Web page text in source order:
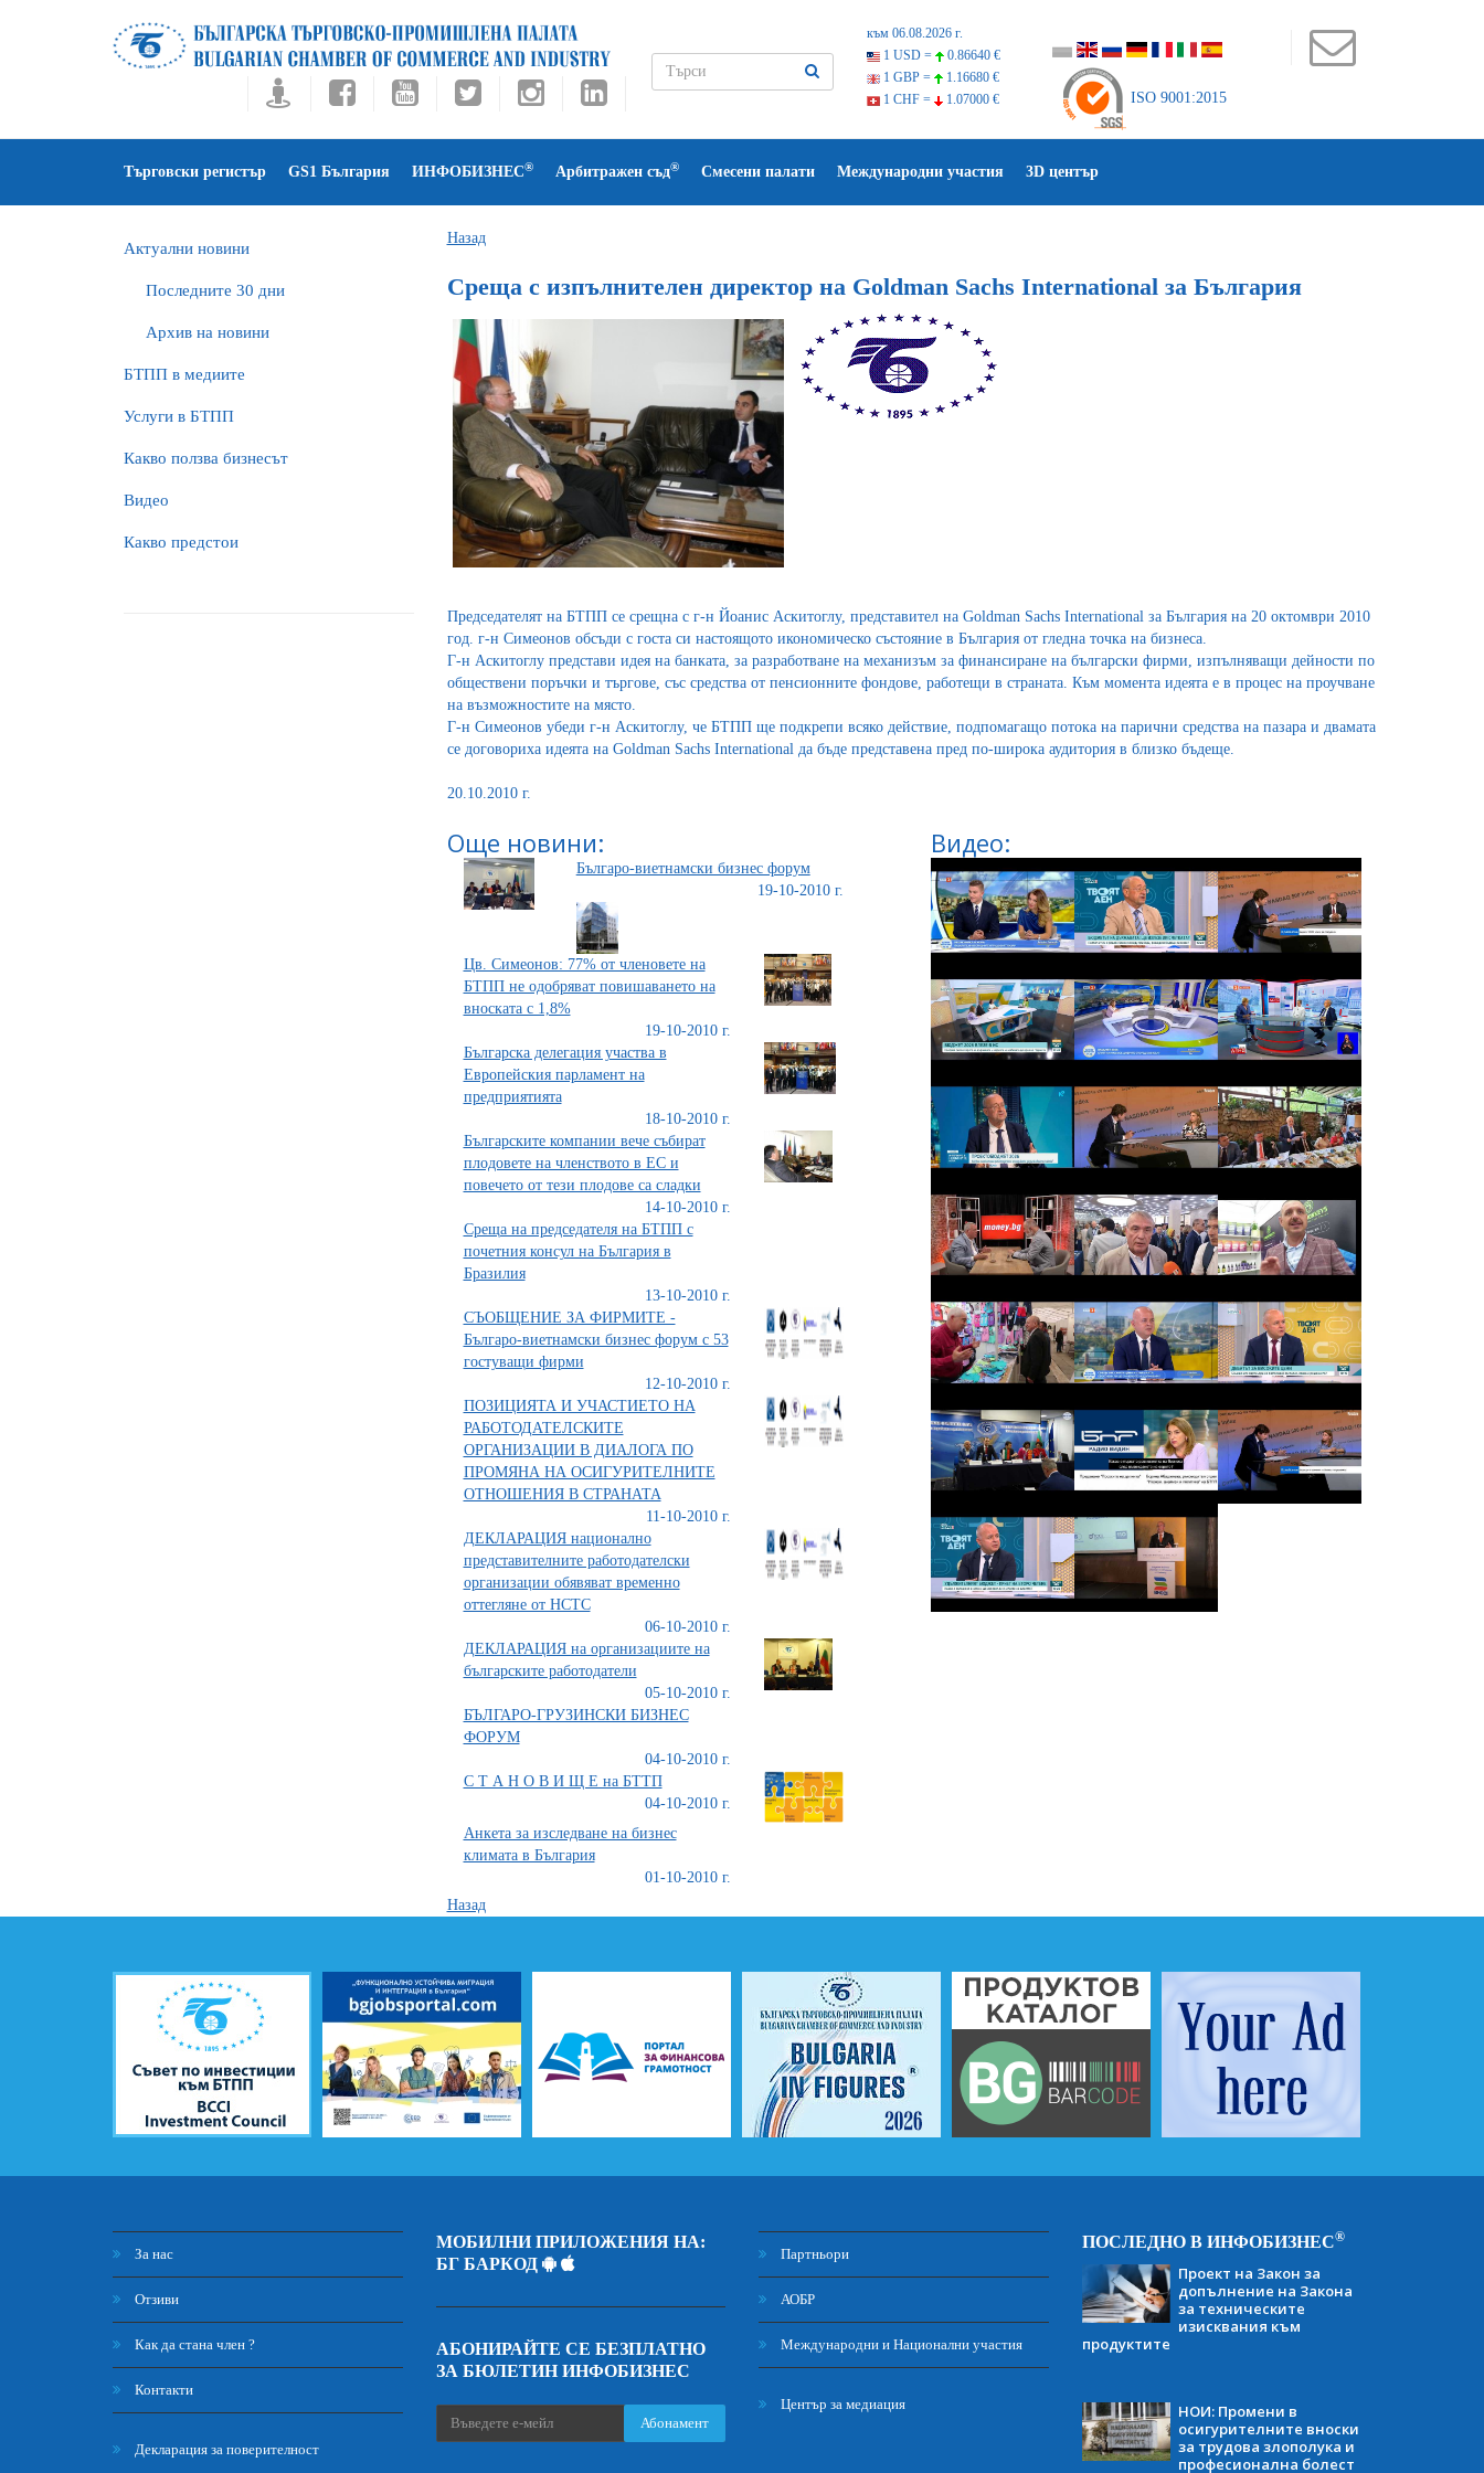
към 06.08.2026 г.
1 USD =
0.86640 €
1 GBP =
1.16680 €
1 CHF =
1.07000 € ISO 9001:2015
Търговски регистър GS1 България ИНФОБИЗНЕС® Арбитражен съд® Смесени палати Международни участия 3D център
Актуални новини
Последните 30 дни
Архив на новини
БTПП в медиите
Услуги в БТПП
Какво ползва бизнесът
Видео
Какво предстои
Назад
Среща с изпълнителен директор на Goldman Sachs International за България
Председателят на БТПП се срещна с г-н Йоанис Аскитоглу, представител на Goldman Sachs International за България на 20 октомври 2010
год. г-н Симеонов обсъди с госта си настоящото икономическо състояние в България от гледна точка на бизнеса.
Г-н Аскитоглу представи идея на банката, за разработване на механизъм за финансиране на български фирми, изпълняващи дейности по
обществени поръчки и търгове, със средства от пенсионните фондове, работещи в страната. Към момента идеята е в процес на проучване
на възможностите на място.
Г-н Симеонов убеди г-н Аскитоглу, че БТПП ще подкрепи всяко действие, подпомагащо потока на парични средства на пазара и двамата
се договориха идеята на Goldman Sachs International да бъде представена пред по-широка аудитория в близко бъдеще.
20.10.2010 г.
Още новини:
Българо-виетнамски бизнес форум
19-10-2010 г.
Цв. Симеонов: 77% от членовете на
БТПП не одобряват повишаването на
вноската с 1,8%
19-10-2010 г.
Българска делегация участва в
Европейския парламент на
предприятията
18-10-2010 г.
Българските компании вече събират
плодовете на членството в ЕС и
повечето от тези плодове са сладки
14-10-2010 г.
Среща на председателя на БТПП с
почетния консул на България в
Бразилия
13-10-2010 г.
СЪОБЩЕНИЕ ЗА ФИРМИТЕ -
Българо-виетнамски бизнес форум с 53
гостуващи фирми
12-10-2010 г.
ПОЗИЦИЯТА И УЧАСТИЕТО НА
РАБОТОДАТЕЛСКИТЕ
ОРГАНИЗАЦИИ В ДИАЛОГА ПО
ПРОМЯНА НА ОСИГУРИТЕЛНИТЕ
ОТНОШЕНИЯ В СТРАНАТА
11-10-2010 г.
ДЕКЛАРАЦИЯ национално
представителните работодателски
организации обявяват временно
оттегляне от НСТС
06-10-2010 г.
ДЕКЛАРАЦИЯ на организациите на
българските работодатели
05-10-2010 г.
БЪЛГАРО-ГРУЗИНСКИ БИЗНЕС
ФОРУМ
04-10-2010 г.
С Т А Н О В И Щ Е на БТТП
04-10-2010 г.
Анкета за изследване на бизнес
климата в България
01-10-2010 г.
Видео:
Назад
За нас
Отзиви
Как да стана член ?
Контакти
Декларация за поверителност
МОБИЛНИ ПРИЛОЖЕНИЯ НА:
БГ БАРКОД
АБОНИРАЙТЕ СЕ БЕЗПЛАТНО
ЗА БЮЛЕТИН ИНФОБИЗНЕС
Абонамент
Партньори
АОБР
Международни и Национални участия
Център за медиация
ПОСЛЕДНО В ИНФОБИЗНЕС®
Проект на Закон за
допълнение на Закона
за техническите
изисквания към
продуктите
НОИ: Промени в
осигурителните вноски
за трудова злополука и
професионална болест